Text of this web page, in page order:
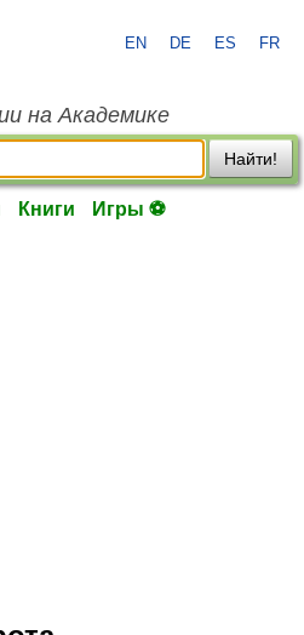
EN DE ES FR
на Академике
Найти!
Книги Игры ⚽